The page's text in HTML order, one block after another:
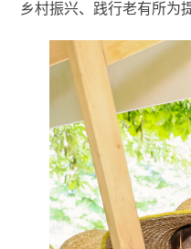
乡村振兴、践行老有所为